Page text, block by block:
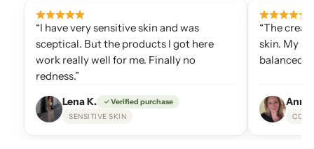
“I have very sensitive skin and was
sceptical. But the products I got here
work really well for me. Finally no
redness.”
Lena K.
Verified purchase
SENSITIVE SKIN
“The
skin. My
balanced
Anna